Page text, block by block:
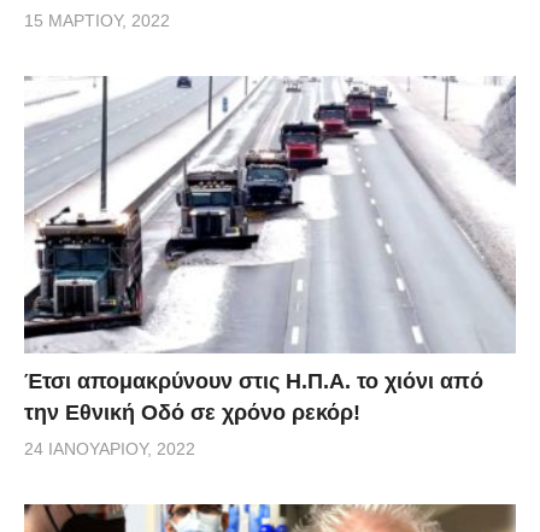
15 ΜΑΡΤΊΟΥ, 2022
Έτσι απομακρύνουν στις Η.Π.Α. το χιόνι από
την Εθνική Οδό σε χρόνο ρεκόρ!
24 ΙΑΝΟΥΑΡΊΟΥ, 2022